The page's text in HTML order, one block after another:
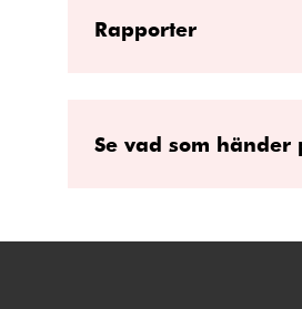
Rapporter
Se vad som